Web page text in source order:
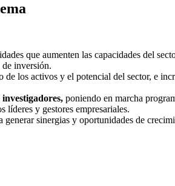
que aumenten las capacidades del
inversión.
los activos y el potencial del sector, e
poniendo en marcha
líderes y gestores empresariales.
generar sinergias y oportunidades de